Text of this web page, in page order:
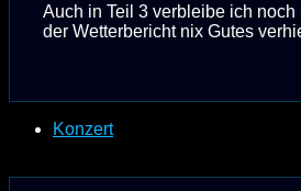
Auch in Teil 3 verbleibe ich
der Wetterbericht nix Gutes
Konzert